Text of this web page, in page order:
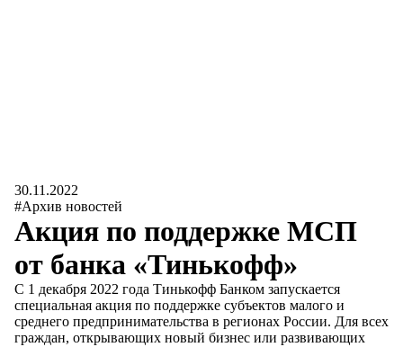
30.11.2022
#Архив новостей
Акция по поддержке МСП
от банка «Тинькофф»
С 1 декабря 2022 года Тинькофф Банком запускается
специальная акция по поддержке субъектов малого и
среднего предпринимательства в регионах России. Для всех
граждан, открывающих новый бизнес или развивающих